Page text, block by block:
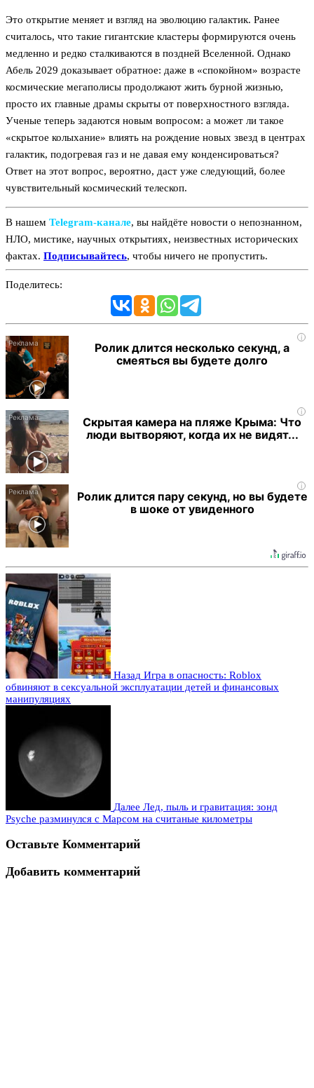
Это открытие меняет и взгляд на эволюцию галактик. Ранее
считалось, что такие гигантские кластеры формируются очень
медленно и редко сталкиваются в поздней Вселенной. Однако
Абель 2029 доказывает обратное: даже в «спокойном» возрасте
космические мегаполисы продолжают жить бурной жизнью,
просто их главные драмы скрыты от поверхностного взгляда.
Ученые теперь задаются новым вопросом: а может ли такое
«скрытое колыхание» влиять на рождение новых звезд в центрах
галактик, подогревая газ и не давая ему конденсироваться?
Ответ на этот вопрос, вероятно, даст уже следующий, более
чувствительный космический телескоп.
В нашем Telegram‑канале, вы найдёте новости о непознанном,
НЛО, мистике, научных открытиях, неизвестных исторических
фактах. Подписывайтесь, чтобы ничего не пропустить.
Поделитесь:
i
Ролик длится несколько секунд, а
смеяться вы будете долго
i
Скрытая камера на пляже Крыма: Что
люди вытворяют, когда их не видят...
i
Ролик длится пару секунд, но вы будете
в шоке от увиденного
Назад Игра в опасность: Roblox
обвиняют в сексуальной эксплуатации детей и финансовых
манипуляциях
Далее Лед, пыль и гравитация: зонд
Psyche разминулся с Марсом на считаные километры
Оставьте Комментарий
Добавить комментарий